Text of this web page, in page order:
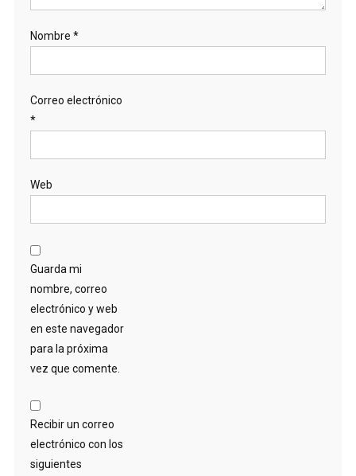
Nombre *
Correo electrónico
*
Web
Guarda mi
nombre, correo
electrónico y web
en este navegador
para la próxima
vez que comente.
Recibir un correo
electrónico con los
siguientes